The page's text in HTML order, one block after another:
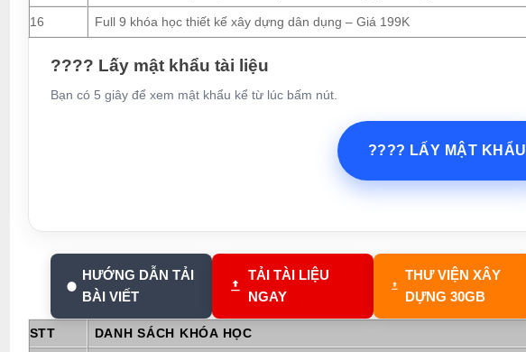
16 Full 9 khóa học thiết kế xây dựng dân dụng – Giá 199K
???? Lấy mật khẩu tài liệu
Bạn có 5 giây để xem mật khẩu kể từ lúc bấm nút.
???? LẤY MẬT KHẨU
HƯỚNG DẪN TẢI
BÀI VIẾT
TẢI TÀI LIỆU
NGAY
THƯ VIỆN XÂY
DỰNG 30GB
STT DANH SÁCH KHÓA HỌC